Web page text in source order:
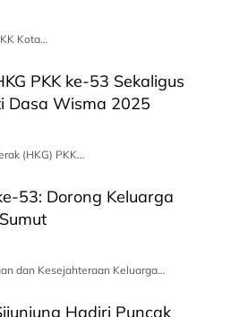
Kota…
PKK ke-53 Sekaligus
Dasa Wisma 2025
(HKG) PKK…
53: Dorong Keluarga
dan Kesejahteraan Keluarga…
Hadiri Puncak